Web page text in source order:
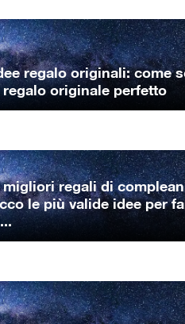
regalo originali: come
regalo originale perfetto
migliori regali di
le più valide idee per